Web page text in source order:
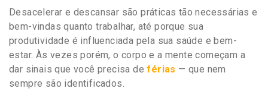
Desacelerar e descansar são práticas tão necessárias e
bem-vindas quanto trabalhar, até porque sua
produtividade é influenciada pela sua saúde e bem-
estar. Às vezes porém, o corpo e a mente começam a
dar sinais que você precisa deférias — que nem
sempre são identificados.